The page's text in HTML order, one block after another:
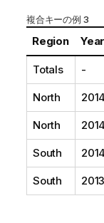
複合キーの例 3
Region Year
Totals -
North 2014
North 2014
South 2014
South 2013